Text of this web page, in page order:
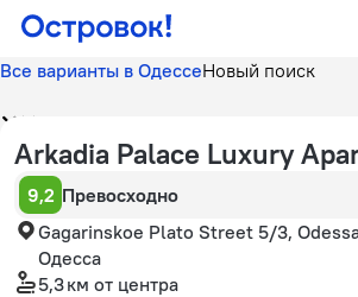
Все варианты в ОдессеНовый поиск
Arkadia Palace Luxury
9,2 Превосходно
Gagarinskoe Plato Street 5/3,
Одесса
5,3 км от центра